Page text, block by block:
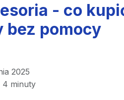
- co
bez pomocy
2025
4 minuty